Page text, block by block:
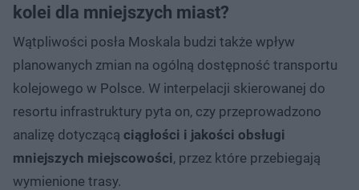
kolei dla mniejszych miast?
Wątpliwości posła Moskala budzi także wpływ
planowanych zmian na ogólną dostępność transportu
kolejowego w Polsce. W interpelacji skierowanej do
resortu infrastruktury pyta on, czy przeprowadzono
analizę dotyczącą ciągłości i jakości obsługi
mniejszych miejscowości, przez które przebiegają
wymienione trasy.